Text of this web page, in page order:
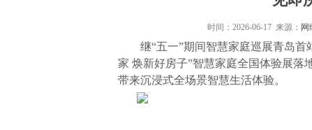
时间：2026-06-17 来源： 网
继“五一”期间智慧家庭巡展青岛首
家 焕新好房子”智慧家庭全国体验展落
带来沉浸式全场景智慧生活体验。